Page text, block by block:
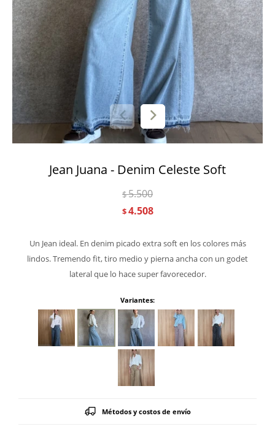
Jean Juana - Denim Celeste Soft
$4.508
$5.500
Un Jean ideal. En denim picado extra soft en los colores más
lindos. Tremendo fit, tiro medio y pierna ancha con un godet
lateral que lo hace super favorecedor.
Variantes:
Métodos y costos de envío